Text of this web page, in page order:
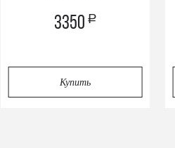
3350 a
Купить